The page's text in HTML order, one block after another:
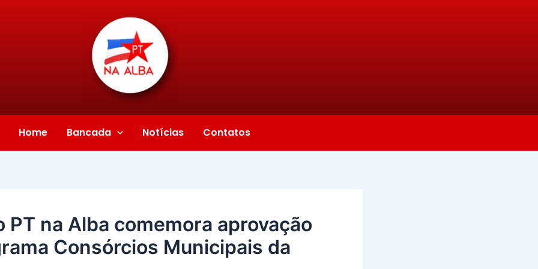
Home Bancada Notícias Contatos
PT na Alba comemora aprovação
Consórcios Municipais da